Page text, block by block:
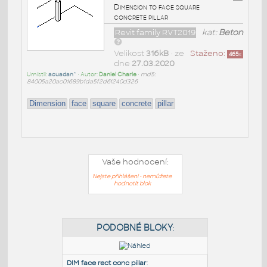
Dimension to face square
concrete pillar
kat:Beton
Revit family RVT2019
Staženo: 465x
Velikost316kB• ze
dne 27.03.2020
Umístil:acuadan^ • Autor: Daniel Charle• md5:
84005a20ac01689b1da5f2d61240d326
Dimension face square concrete pillar
Vaše hodnocení:
Nejste přihlášeni - nemůžete
hodnotit blok